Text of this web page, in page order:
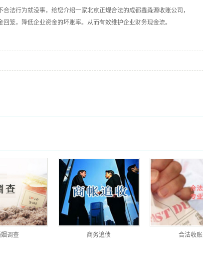
法行为就没事，给您介绍一家北京正规合法的成都鑫淼源收账公司，
笼，降低企业资金的坏账率。从而有效维护企业财务现金流。
调查 商务追债 合法收账